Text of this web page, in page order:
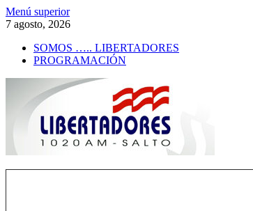
Saltar
al
Menú superior
7 agosto, 2026
SOMOS ….. LIBERTADORES
PROGRAMACIÓN